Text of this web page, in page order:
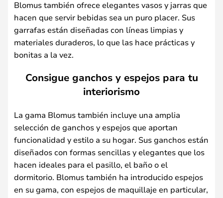
Blomus también ofrece elegantes vasos y jarras que
hacen que servir bebidas sea un puro placer. Sus
garrafas están diseñadas con líneas limpias y
materiales duraderos, lo que las hace prácticas y
bonitas a la vez.
Consigue ganchos y espejos para tu
interiorismo
La gama Blomus también incluye una amplia
selección de ganchos y espejos que aportan
funcionalidad y estilo a su hogar. Sus ganchos están
diseñados con formas sencillas y elegantes que los
hacen ideales para el pasillo, el baño o el
dormitorio. Blomus también ha introducido espejos
en su gama, con espejos de maquillaje en particular,